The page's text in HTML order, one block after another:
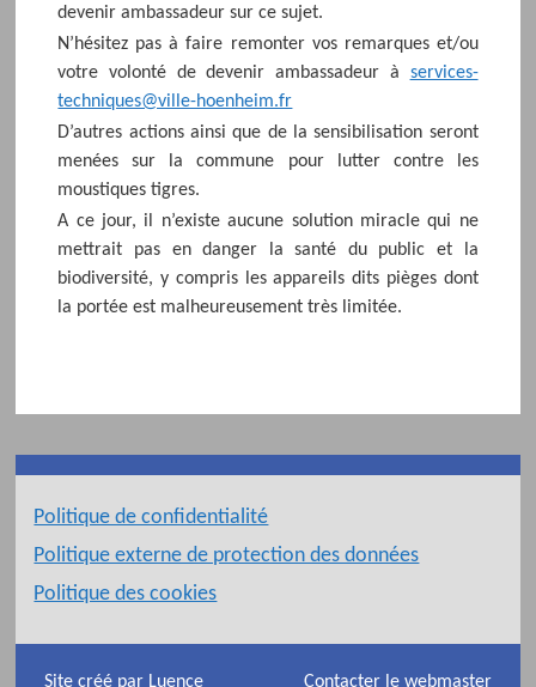
devenir ambassadeur sur ce sujet.
N’hésitez pas à faire remonter vos remarques et/ou
votre volonté de devenir ambassadeur à services-
techniques@ville-hoenheim.fr
D’autres actions ainsi que de la sensibilisation seront
menées sur la commune pour lutter contre les
moustiques tigres.
A ce jour, il n’existe aucune solution miracle qui ne
mettrait pas en danger la santé du public et la
biodiversité, y compris les appareils dits pièges dont
la portée est malheureusement très limitée.
Politique de confidentialité
Politique externe de protection des données
Politique des cookies
Site créé par Luence Contacter le webmaster